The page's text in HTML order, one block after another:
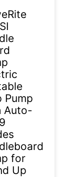
Pump
Auto-
for
Up